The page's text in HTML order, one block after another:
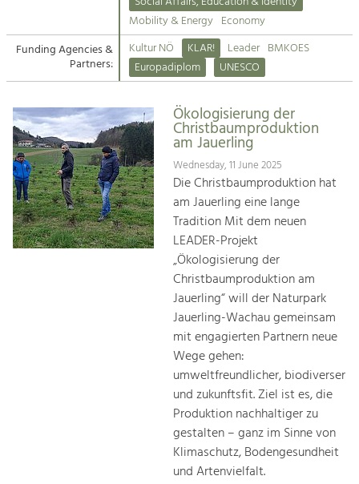
Suche
Impressum
Kontakt
Tourism
Offer Development and Positioning
Art & Culture
Crafts, Science and Research.
Social Affairs, Education
& Identity
Equality, Youth and Integration.
Climate Change, Public Transport and
Increase in Regional Value Added.
Mobility & Energy Economy
Funding Agencies &
Partners:
Kultur NÖ KLAR! Leader BMKOES
Europadiplom
UNESCO
Ökologisierung der
Christbaumproduktion
am Jauerling
Wednesday, 11 June 2025
Die Christbaumproduktion hat
am Jauerling eine lange
Tradition Mit dem neuen
LEADER-Projekt
„Ökologisierung der
Christbaumproduktion am
Jauerling“ will der Naturpark
Jauerling-Wachau gemeinsam
mit engagierten Partnern neue
Wege gehen:
umweltfreundlicher, biodiverser
und zukunftsfit. Ziel ist es, die
Produktion nachhaltiger zu
gestalten – ganz im Sinne von
Klimaschutz, Bodengesundheit
und Artenvielfalt.